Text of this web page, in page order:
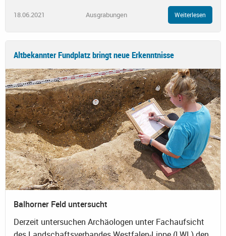
18.06.2021 Ausgrabungen Weiterlesen
Altbekannter Fundplatz bringt neue Erkenntnisse
Balhorner Feld untersucht
Derzeit untersuchen Archäologen unter Fachaufsicht